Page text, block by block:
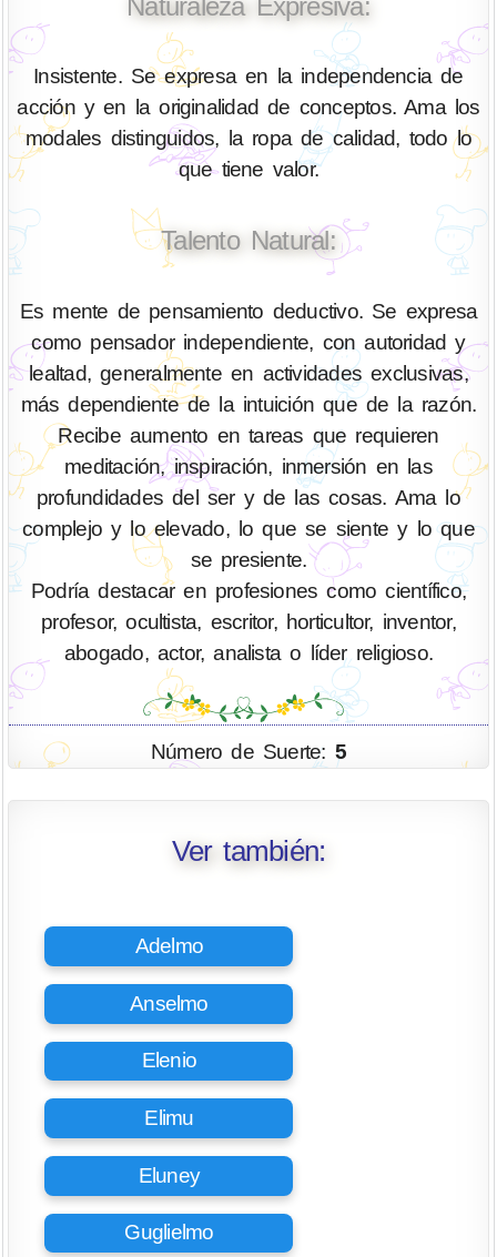
Insistente. Se expresa en la independencia de
acción y en la originalidad de conceptos. Ama los
modales distinguidos, la ropa de calidad, todo lo
que tiene valor.
Talento Natural:
Es mente de pensamiento deductivo. Se expresa
como pensador independiente, con autoridad y
lealtad, generalmente en actividades exclusivas,
más dependiente de la intuición que de la razón.
Recibe aumento en tareas que requieren
meditación, inspiración, inmersión en las
profundidades del ser y de las cosas. Ama lo
complejo y lo elevado, lo que se siente y lo que
se presiente.
Podría destacar en profesiones como científico,
profesor, ocultista, escritor, horticultor, inventor,
abogado, actor, analista o líder religioso.
Número de Suerte: 5
Ver también:
Adelmo
Anselmo
Elenio
Elimu
Eluney
Guglielmo